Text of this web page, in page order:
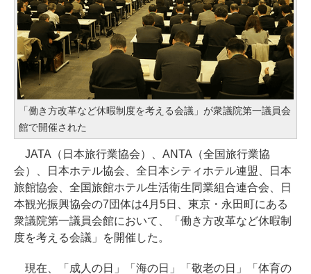
「働き方改革など休暇制度を考える会議」が衆議院第一議員会
館で開催された
JATA（日本旅行業協会）、ANTA（全国旅行業協
会）、日本ホテル協会、全日本シティホテル連盟、日本
旅館協会、全国旅館ホテル生活衛生同業組合連合会、日
本観光振興協会の7団体は4月5日、東京・永田町にある
衆議院第一議員会館において、「働き方改革など休暇制
度を考える会議」を開催した。
現在、「成人の日」「海の日」「敬老の日」「体育の